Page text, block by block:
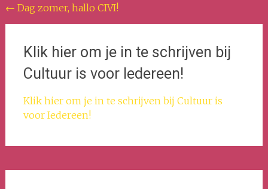
Bericht
navigatie
← Dag zomer, hallo CIVI!
Klik hier om je in te schrijven bij
Cultuur is voor Iedereen!
Klik hier om je in te schrijven bij Cultuur is
voor Iedereen!